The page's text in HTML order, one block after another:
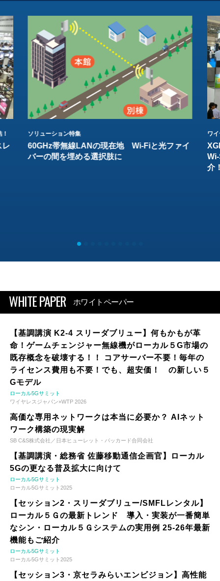
レ
ソリューション特集
60GHz帯無線LANの現在地 Wi-Fiと光ファイ
バーの間を埋める選択肢に
ワ
介
WHITE PAPER ホワイトペーパー
【基調講演 K2-4 スリーダブリュー】何もかもが革
命！ゲームチェンジャー無線機がローカル５G市場の
既存概念を破壊する！！ コアサーバー不要！毎年の
ライセンス費用も不要！でも、超安価！ の新しい５
Gモデル
ローカル5Gサミット
ワイヤレスジャパン×WTP 2026
高価な専用ネットワークは本当に必要か？ AIネット
ワーク構築の現実解
SB C&S株式会社／日本ヒューレット・パッカード合同会社
【基調講演・総務省 佐藤移動通信企画官】ローカル
5Gの更なる普及拡大に向けて
ローカル5Gサミット
ローカル5Gサミット2025
【セッション2・スリーダブリュー/SMFLレンタル】
ローカル５Ｇの最新トレンド 導入・実装が一番簡単
なシン・ローカル５Ｇシステムの実用例 25-26年最新
機能もご紹介
ローカル5Gサミット
ローカル5Gサミット2025
【セッション3・京セラみらいエンビジョン】高性能